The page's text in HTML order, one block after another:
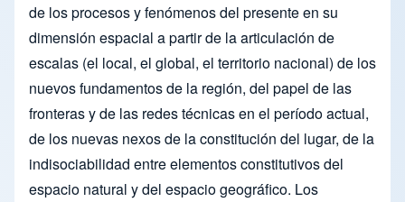
de los procesos y fenómenos del presente en su
dimensión espacial a partir de la articulación de
escalas (el local, el global, el territorio nacional) de los
nuevos fundamentos de la región, del papel de las
fronteras y de las redes técnicas en el período actual,
de los nuevas nexos de la constitución del lugar, de la
indisociabilidad entre elementos constitutivos del
espacio natural y del espacio geográfico. Los